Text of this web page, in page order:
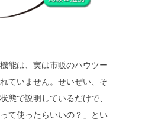
能は、実は市販のハウツー
ていません。せいぜい、そ
態で説明しているだけで、
て使ったらいいの？」とい